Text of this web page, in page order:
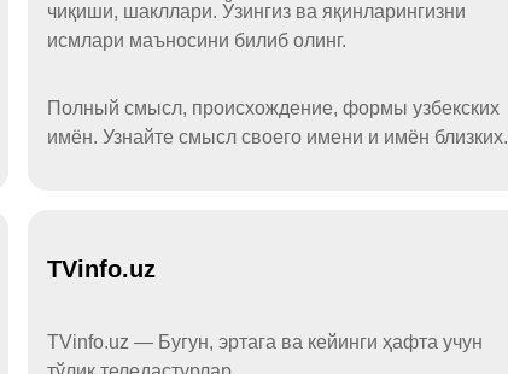
чиқиши, шакллари. Ўзингиз ва яқинларингизни
исмлари маъносини билиб олинг.
Полный смысл, происхождение, формы узбекских
имён. Узнайте смысл своего имени и имён близких.
TVinfo.uz
TVinfo.uz — Бугун, эртага ва кейинги ҳафта учун